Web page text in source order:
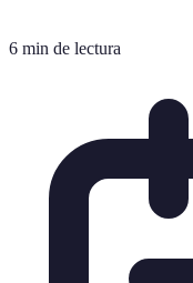
6 min de lectura